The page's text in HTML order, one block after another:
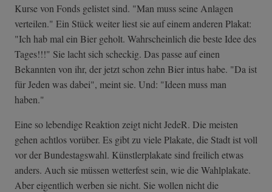
Kurse von Fonds gelistet sind. "Man muss seine Anlagen
verteilen." Ein Stück weiter liest sie auf einem anderen Plakat:
"Ich hab mal ein Bier geholt. Wahrscheinlich die beste Idee des
Tages!!!" Sie lacht sich scheckig. Das passe auf einen
Bekannten von ihr, der jetzt schon zehn Bier intus habe. "Da ist
für Jeden was dabei", meint sie. Und: "Ideen muss man
haben."
Eine so lebendige Reaktion zeigt nicht JedeR. Die meisten
gehen achtlos vorüber. Es gibt zu viele Plakate, die Stadt ist voll
vor der Bundestagswahl. Künstlerplakate sind freilich etwas
anders. Auch sie müssen wetterfest sein, wie die Wahlplakate.
Aber eigentlich werben sie nicht. Sie wollen nicht die